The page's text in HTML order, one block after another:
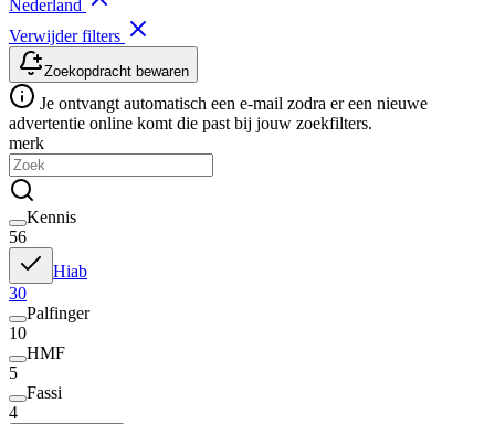
Nederland
Verwijder filters
Zoekopdracht bewaren
Je ontvangt automatisch een e-mail zodra er een nieuwe
advertentie online komt die past bij jouw zoekfilters.
merk
Kennis
56
Hiab
30
Palfinger
10
HMF
5
Fassi
4